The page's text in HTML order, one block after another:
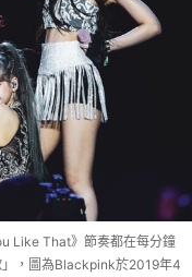
Like That》節奏都在每分鐘
，圖為Blackpink於2019年4